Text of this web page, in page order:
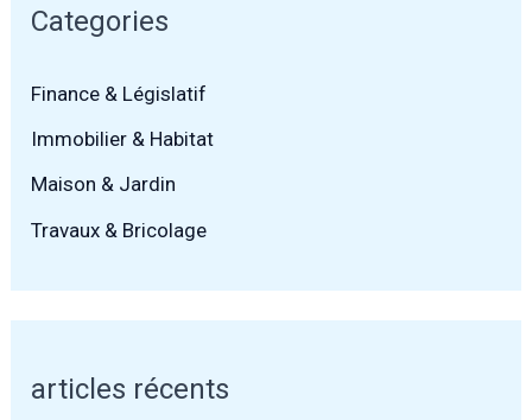
Categories
Finance & Législatif
Immobilier & Habitat
Maison & Jardin
Travaux & Bricolage
articles récents